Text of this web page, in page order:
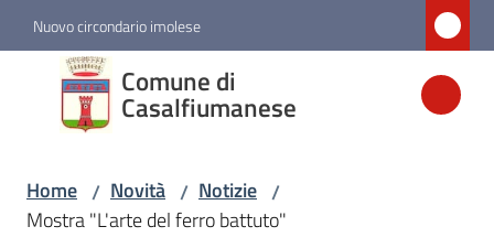
Vai al contenuto
Vai alla navigazione
Vai al footer
Nuovo circondario imolese
Comune di
Casalfiumanese
Comune di
Casalfiumanese
Amministrazione
Home / Novità / Notizie /
Mostra "L'arte del ferro battuto"